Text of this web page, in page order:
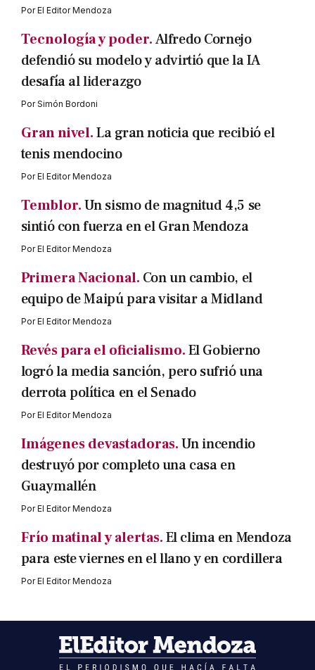
PorEl Editor Mendoza
Tecnología y poder.Alfredo Cornejo
defendió su modelo y advirtió que la IA
desafía al liderazgo
PorSimón Bordoni
Gran nivel.La gran noticia que recibió el
tenis mendocino
PorEl Editor Mendoza
Temblor.Un sismo de magnitud 4,5 se
sintió con fuerza en el Gran Mendoza
PorEl Editor Mendoza
Primera Nacional. Con un cambio, el
equipo de Maipú para visitar a Midland
PorEl Editor Mendoza
Revés para el oficialismo.El Gobierno
logró la media sanción, pero sufrió una
derrota política en el Senado
PorEl Editor Mendoza
Imágenes devastadoras.Un incendio
destruyó por completo una casa en
Guaymallén
PorEl Editor Mendoza
Frío matinal y alertas.El clima en Mendoza
para este viernes en el llano y en cordillera
PorEl Editor Mendoza